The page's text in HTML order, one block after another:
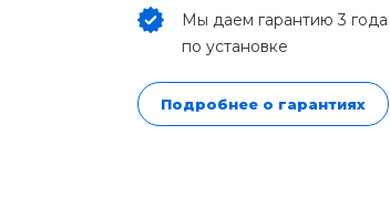
Мы даем гарантию 3
по установке
Подробнее о гарантиях